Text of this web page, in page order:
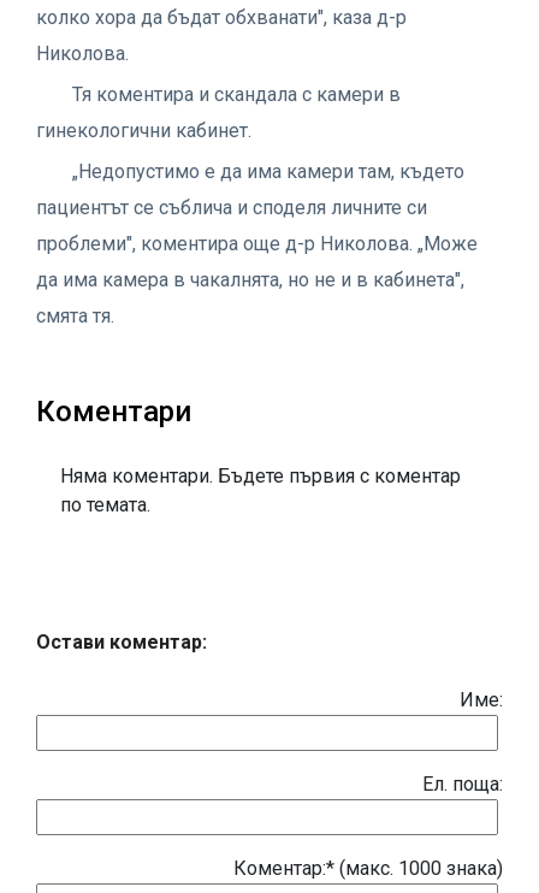
колко хора да бъдат обхванати", каза д-р
Николова.
Тя коментира и скандала с камери в
гинекологични кабинет.
„Недопустимо е да има камери там, където
пациентът се съблича и споделя личните си
проблеми", коментира още д-р Николова. „Може
да има камера в чакалнята, но не и в кабинета",
смята тя.
Коментари
Няма коментари. Бъдете първия с коментар
по темата.
Остави коментар:
Име:
Eл. поща:
Коментар:* (макс. 1000 знака)